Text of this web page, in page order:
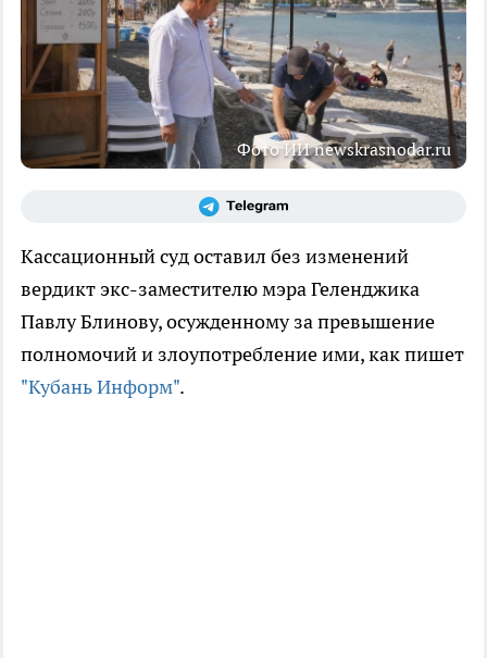
Фото ИИ newskrasnodar.ru
Кассационный суд оставил без изменений
вердикт экс-заместителю мэра Геленджика
Павлу Блинову, осужденному за превышение
полномочий и злоупотребление ими, как пишет
"Кубань Информ".